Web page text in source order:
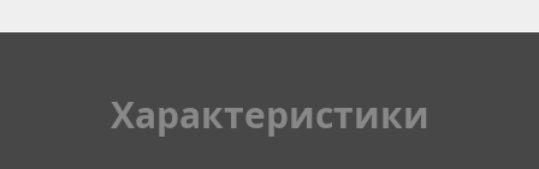
Xарактеристики